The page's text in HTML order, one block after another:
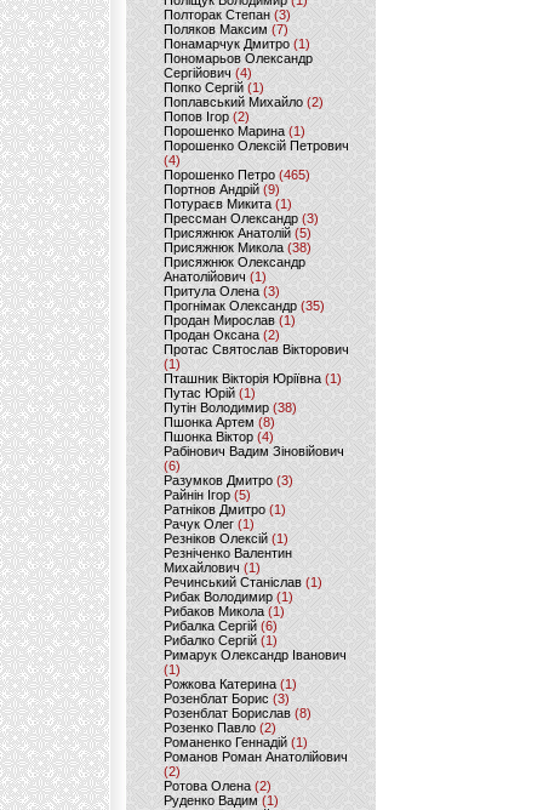
Полторак Степан(3)
Поляков Максим (7)
Понамарчук Дмитро (1)
Пономарьов Олександр
Сергійович(4)
Попко Сергій (1)
Поплавський Михайло (2)
Попов Ігор(2)
Порошенко Марина (1)
Порошенко Олексій Петрович
(4)
Порошенко Петро (465)
Портнов Андрій (9)
Потураєв Микита(1)
Прессман Олександр(3)
Присяжнюк Анатолій (5)
Присяжнюк Микола (38)
Присяжнюк Олександр
Анатолійович (1)
Притула Олена (3)
Прогнімак Олександр(35)
Продан Мирослав(1)
Продан Оксана (2)
Протас Святослав Вікторович
(1)
Пташник Вікторія Юріївна (1)
Путас Юрій (1)
Путін Володимир(38)
Пшонка Артем (8)
Пшонка Віктор(4)
Рабінович Вадим Зіновійович
(6)
Разумков Дмитро (3)
Райнін Ігор(5)
Ратніков Дмитро (1)
Рачук Олег (1)
Резніков Олексій(1)
Резніченко Валентин
Михайлович (1)
Речинський Станіслав (1)
Рибак Володимир(1)
Рибаков Микола(1)
Рибалка Сергій (6)
Рибалко Сергій (1)
Римарук Олександр Іванович
(1)
Рожкова Катерина(1)
Розенблат Борис (3)
Розенблат Борислав (8)
Розенко Павло (2)
Романенко Геннадій (1)
Романов Роман Анатолійович
(2)
Ротова Олена(2)
Руденко Вадим (1)